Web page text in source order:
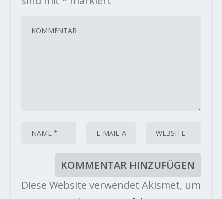
Diese Website verwendet Akismet, um